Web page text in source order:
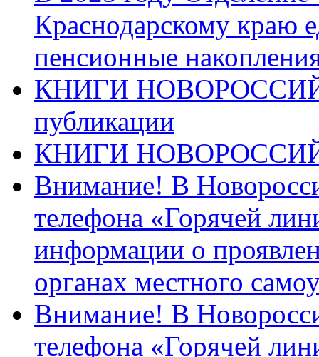
Краснодарскому краю
пенсионные
КНИГИ
публикации
КНИГИ
Внимание! В
телефона «Горячей
информации о
органах местного
Внимание! В
телефона «Горячей